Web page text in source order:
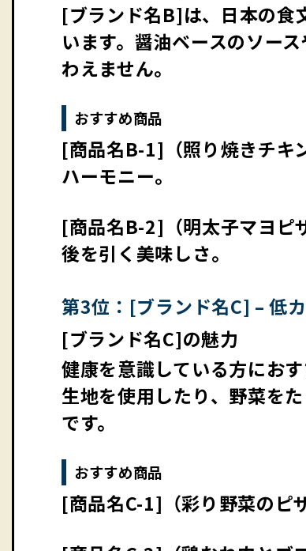
[ブランド名B]は、日本の食
います。醤油ベースのソー
わえません。
おすすめ商品
[商品名B-1]（照り焼きチキ
ハーモニー。
[商品名B-2]（明太子マヨピ
後を引く美味しさ。
第3位：[ブランド名C] – 低
[ブランド名C]の魅力
健康を意識している方にお
生地を使用したり、野菜を
です。
おすすめ商品
[商品名C-1]（彩り野菜のピ